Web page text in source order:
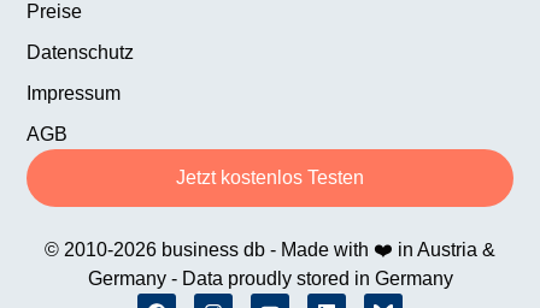
Preise
Datenschutz
Impressum
AGB
Jetzt kostenlos Testen
© 2010-2026 business db - Made with ❤️ in Austria &
Germany - Data proudly stored in Germany